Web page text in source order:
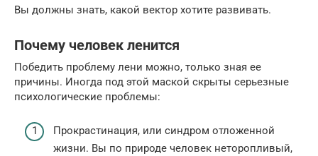
Вы должны знать, какой вектор хотите развивать.
Почему человек ленится
Победить проблему лени можно, только зная ее
причины. Иногда под этой маской скрыты серьезные
психологические проблемы:
Прокрастинация, или синдром отложенной
жизни. Вы по природе человек неторопливый,